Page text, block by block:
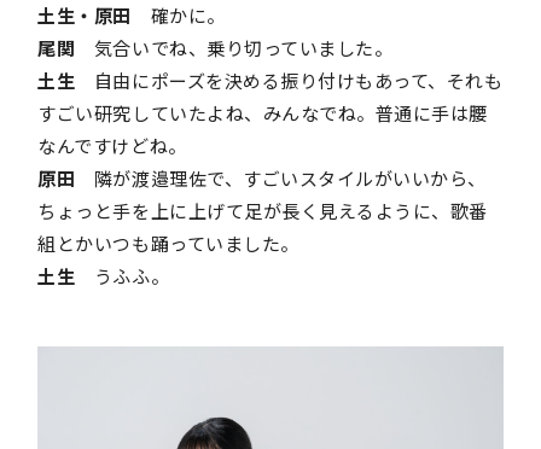
土生・原田 確かに。
尾関 気合いでね、乗り切っていました。
土生 自由にポーズを決める振り付けもあって、それも
すごい研究していたよね、みんなでね。普通に手は腰
なんですけどね。
原田 隣が渡邉理佐で、すごいスタイルがいいから、
ちょっと手を上に上げて足が長く見えるように、歌番
組とかいつも踊っていました。
土生 うふふ。